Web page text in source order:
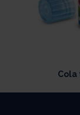
Cola